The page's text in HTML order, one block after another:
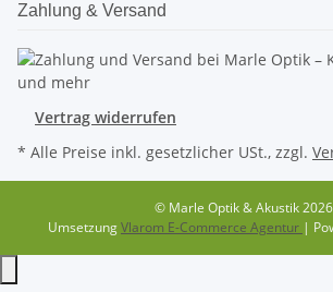
Zahlung & Versand
Vertrag widerrufen
* Alle Preise inkl. gesetzlicher USt., zzgl.
© Marle Optik & Akustik 2026
UmsetzungVlarom E-Commerce Agentur |